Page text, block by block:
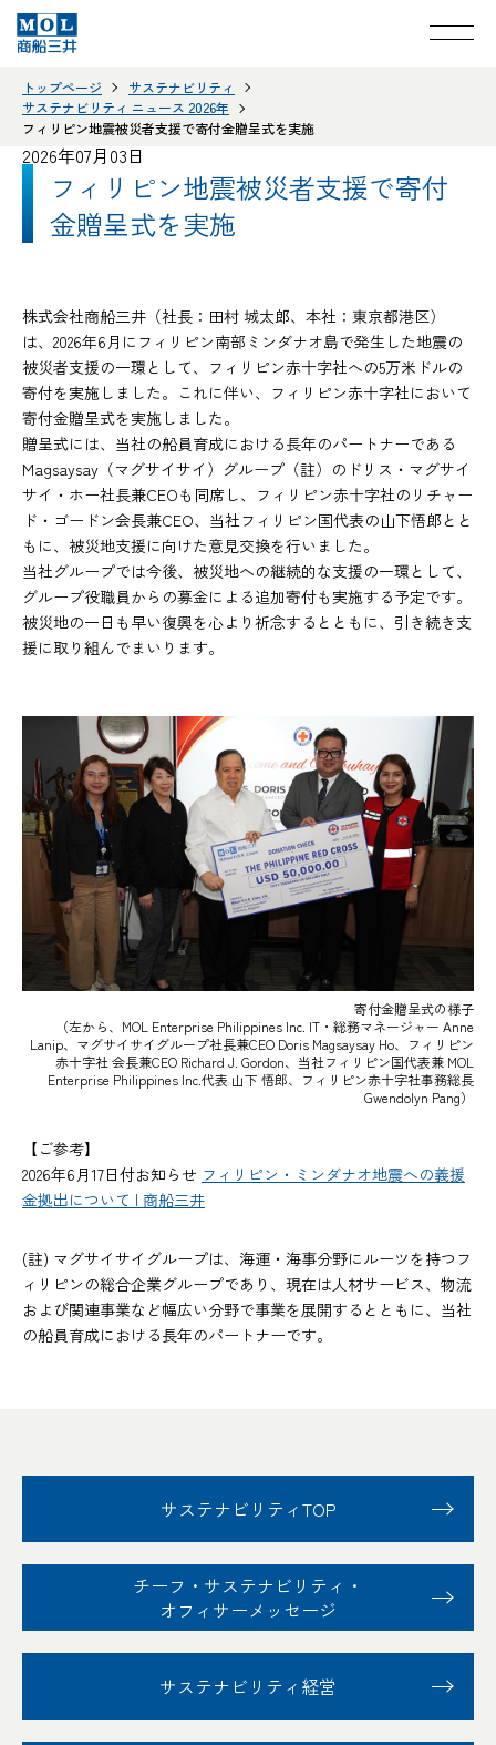
トップページ
サステナビリティ
サステナビリティ ニュース 2026年
フィリピン地震被災者支援で寄付金贈呈式を実施
2026年07月03日
フィリピン地震被災者支援で寄付
金贈呈式を実施
株式会社商船三井（社長：田村 城太郎、本社：東京都港区）
は、2026年6月にフィリピン南部ミンダナオ島で発生した地震の
被災者支援の一環として、フィリピン赤十字社への5万米ドルの
寄付を実施しました。これに伴い、フィリピン赤十字社において
寄付金贈呈式を実施しました。
贈呈式には、当社の船員育成における長年のパートナーである
Magsaysay（マグサイサイ）グループ（註）のドリス・マグサイ
サイ・ホー社長兼CEOも同席し、フィリピン赤十字社のリチャー
ド・ゴードン会長兼CEO、当社フィリピン国代表の山下悟郎とと
もに、被災地支援に向けた意見交換を行いました。
当社グループでは今後、被災地への継続的な支援の一環として、
グループ役職員からの募金による追加寄付も実施する予定です。
被災地の一日も早い復興を心より祈念するとともに、引き続き支
援に取り組んでまいります。
寄付金贈呈式の様子
（左から、MOL Enterprise Philippines Inc. IT・総務マネージャー Anne
Lanip、マグサイサイグループ社長兼CEO Doris Magsaysay Ho、フィリピン
赤十字社 会長兼CEO Richard J. Gordon、当社フィリピン国代表兼 MOL
Enterprise Philippines Inc.代表 山下 悟郎、フィリピン赤十字社事務総長
Gwendolyn Pang）
【ご参考】
2026年6月17日付お知らせ フィリピン・ミンダナオ地震への義援
金拠出について | 商船三井
(註) マグサイサイグループは、海運・海事分野にルーツを持つフ
ィリピンの総合企業グループであり、現在は人材サービス、物流
および関連事業など幅広い分野で事業を展開するとともに、当社
の船員育成における長年のパートナーです。
サステナビリティTOP
チーフ・サステナビリティ ・
オフィサーメッセージ
サステナビリティ経営